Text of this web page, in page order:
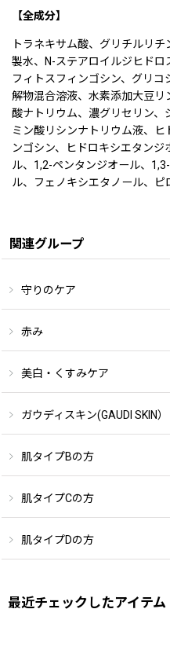
【全成分】
トラネキサム酸、グリチルリ
製水、N-ステアロイルジヒド
フィトスフィンゴシン、グリ
解物混合溶液、水素添加大豆
酸ナトリウム、濃グリセリン、
ミン酸リシンナトリウム液、
ンゴシン、ヒドロキシエタン
ル、1,2-ペンタンジオール、
ル、フェノキシエタノール、ピ
関連グループ
守りのケア
赤み
美白・くすみケア
ガウディスキン(GAUDI SKIN）
肌タイプBの方
肌タイプCの方
肌タイプDの方
最近チェックしたアイテム